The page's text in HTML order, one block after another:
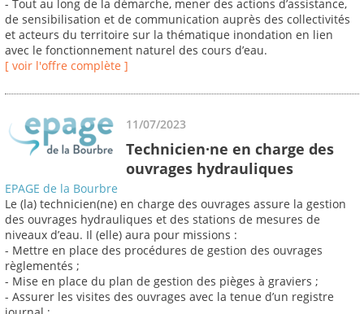
- Tout au long de la démarche, mener des actions d’assistance,
de sensibilisation et de communication auprès des collectivités
et acteurs du territoire sur la thématique inondation en lien
avec le fonctionnement naturel des cours d’eau.
[ voir l'offre complète ]
11/07/2023
Technicien·ne en charge des
ouvrages hydrauliques
EPAGE de la Bourbre
Le (la) technicien(ne) en charge des ouvrages assure la gestion
des ouvrages hydrauliques et des stations de mesures de
niveaux d’eau. Il (elle) aura pour missions :
- Mettre en place des procédures de gestion des ouvrages
règlementés ;
- Mise en place du plan de gestion des pièges à graviers ;
- Assurer les visites des ouvrages avec la tenue d’un registre